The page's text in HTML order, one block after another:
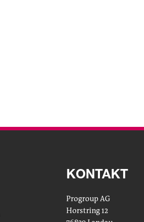
KONTAKT
Progroup AG
Horstring 12